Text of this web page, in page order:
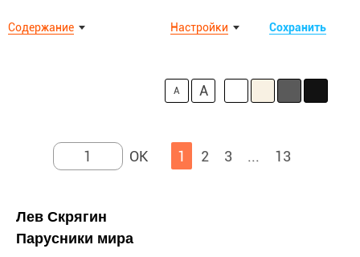
Содержание Сохранить
Настройки
A A
1 2 3 ... 13
Лев Скрягин
Парусники мира